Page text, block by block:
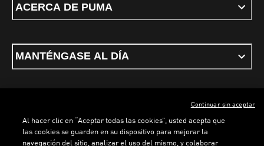
ACERCA DE PUMA
MANTÉNGASE AL DÍA
ESPAÑOL
Al hacer clic en “Aceptar todas las cookies”, usted acepta que
las cookies se guarden en su dispositivo para mejorar la
navegación del sitio, analizar el uso del mismo, y colaborar
Continuar sin aceptar